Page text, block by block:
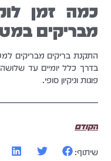
כמה זמן
מבריקים
בדרך כלל יומיים עד
פוגות וניקיון סופי.
הקודם
שיתוף: